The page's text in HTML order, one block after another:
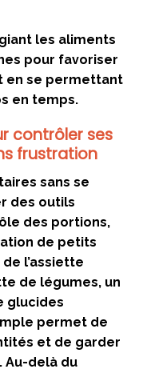
les aliments
pour favoriser
en se permettant
en temps.
contrôler ses
frustration
sans se
des outils
des portions,
de petits
l’assiette
de légumes, un
glucides
permet de
et de garder
Au-delà du